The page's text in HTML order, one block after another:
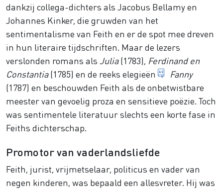
dankzij collega-dichters als Jacobus Bellamy en
Johannes Kinker, die gruwden van het
sentimentalisme van Feith en er de spot mee dreven
in hun literaire tijdschriften. Maar de lezers
verslonden romans als Julia(1783), Ferdinand en
Constantia(1785) en de reeks elegieën klaagliederen
Fanny
(1787) en beschouwden Feith als de onbetwistbare
meester van gevoelig proza en sensitieve poëzie. Toch
was sentimentele literatuur slechts een korte fase in
Feiths dichterschap.
Promotor van vaderlandsliefde
Feith, jurist, vrijmetselaar, politicus en vader van
negen kinderen, was bepaald een allesvreter. Hij was